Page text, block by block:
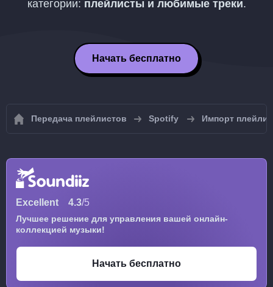
категории: плейлисты и любимые треки.
Начать бесплатно
Передача плейлистов Spotify Импорт
Excellent 4.3/5
Лучшее решение для управления вашей онлайн-
коллекцией музыки!
Начать бесплатно